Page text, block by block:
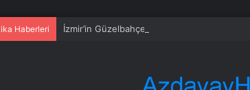
Haberleri İzmir’in Güzelbahçe Belediyesi’ne